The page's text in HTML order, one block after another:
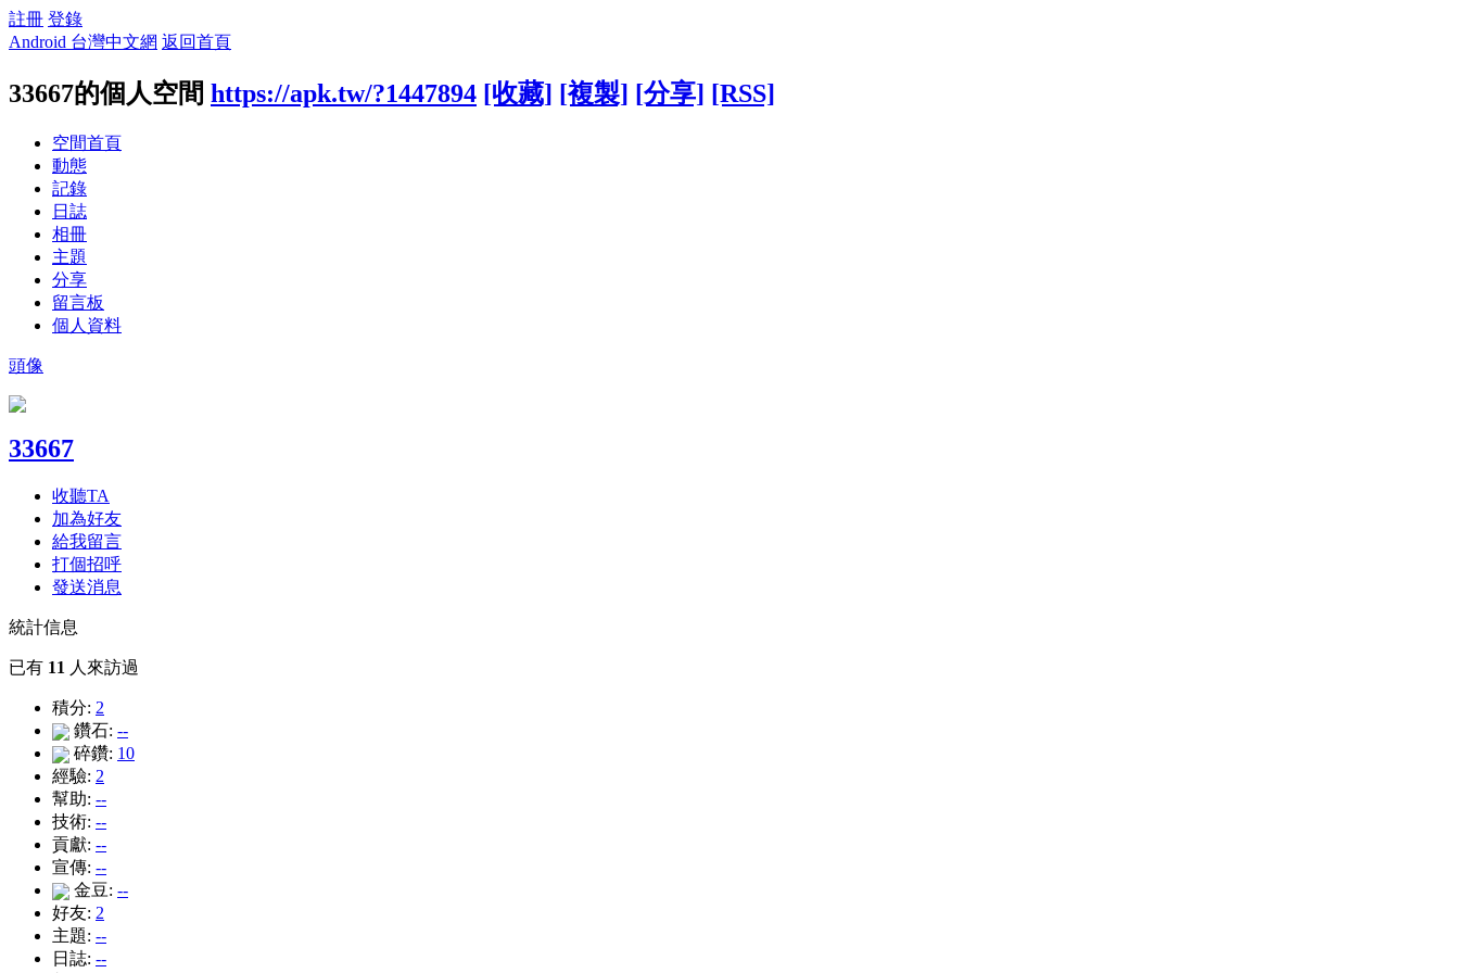
註冊 登錄
Android 台灣中文網 返回首頁
33667的個人空間 https://apk.tw/?1447894 [收藏] [複製] [分享] [RSS]
空間首頁
動態
記錄
日誌
相冊
主題
分享
留言板
個人資料
頭像
33667
收聽TA
加為好友
給我留言
打個招呼
發送消息
統計信息
已有 11 人來訪過
積分: 2
鑽石: --
碎鑽: 10
經驗: 2
幫助: --
技術: --
貢獻: --
宣傳: --
金豆: --
好友: 2
主題: --
日誌: --